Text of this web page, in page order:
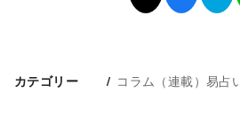
カテゴリー コラム（連載）易占